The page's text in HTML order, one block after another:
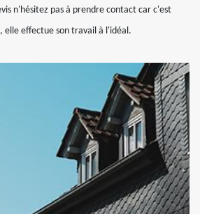
n'hésitez pas à prendre contact car c'est
elle effectue son travail à l'idéal.